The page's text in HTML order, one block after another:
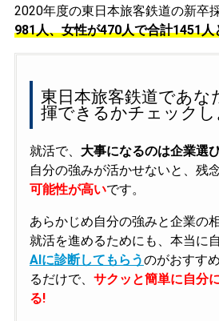
2020年度の東日本旅客鉄道の新卒
981人、女性が470人で合計1451人
東日本旅客鉄道であな
揮できるかチェックし
就活で、 大事になるのは企業選
自分の強みが活かせないと、残
可能性が高いです。
あらかじめ自分の強みと企業の
就活を進めるためにも、本当に
AIに診断してもらうのがおすす
るだけで、 サクッと簡単に自分
る!